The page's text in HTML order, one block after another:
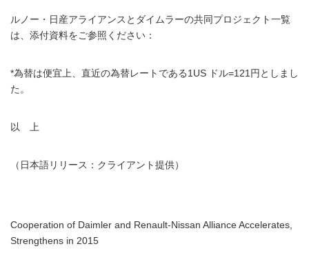
ルノー・日産アライアンスとダイムラーの共同プロジェクト一覧
は、添付資料をご参照ください：
*為替は便宜上、直近の為替レートである1US ドル=121円としまし
た。
以 上
（日本語リリース：クライアント提供）
Cooperation of Daimler and Renault-Nissan Alliance Accelerates,
Strengthens in 2015